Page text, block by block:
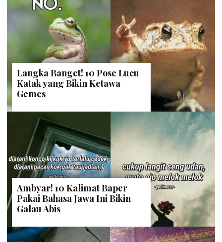
Langka Banget! 10 Pose Lucu
Katak yang Bikin Ketawa
Gemes
Ambyar! 10 Kalimat Baper
Pakai Bahasa Jawa Ini Bikin
Galau Abis